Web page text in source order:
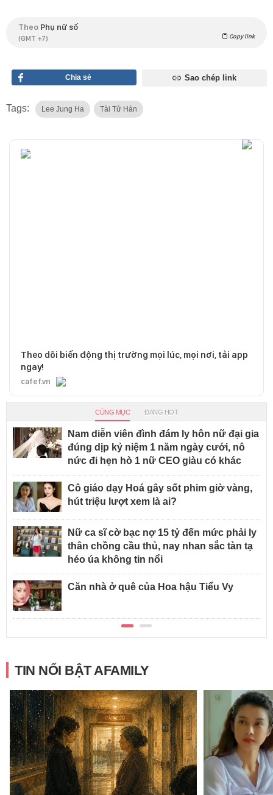
Theo Phụ nữ số
(GMT +7) Copy link
Chia sẻ Sao chép link
Tags: Lee Jung Ha Tài Tử Hàn
Theo dõi biến động thị trường mọi lúc, mọi nơi, tải app
ngay!
cafef.vn
CÙNG MỤC ĐANG HOT
Nam diễn viên đình đám ly hôn nữ đại gia
đúng dịp kỷ niệm 1 năm ngày cưới, nô
nức đi hẹn hò 1 nữ CEO giàu có khác
Cô giáo dạy Hoá gây sốt phim giờ vàng,
hút triệu lượt xem là ai?
Nữ ca sĩ cờ bạc nợ 15 tỷ đến mức phải ly
thân chồng cầu thủ, nay nhan sắc tàn tạ
héo úa không tin nổi
Căn nhà ở quê của Hoa hậu Tiểu Vy
TIN NỔI BẬT AFAMILY